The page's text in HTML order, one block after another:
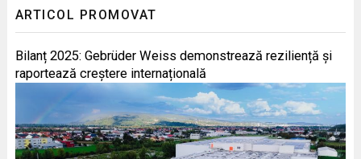
ARTICOL PROMOVAT
Bilanț 2025: Gebrüder Weiss demonstrează reziliență și
raportează creștere internațională